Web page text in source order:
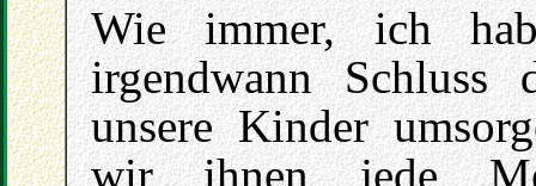
Wie immer, ich
irgendwann
unsere Kinder
wir ihnen jede